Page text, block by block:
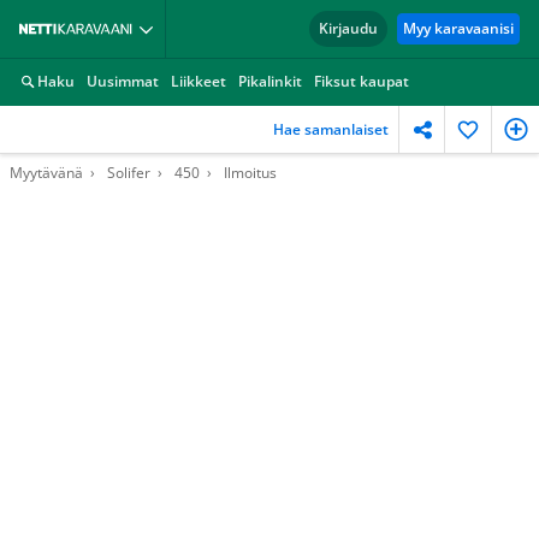
Kirjaudu Myy karavaanisi
Haku Uusimmat Liikkeet Pikalinkit Fiksut kaupat
Hae samanlaiset
Myytävänä Solifer 450 Ilmoitus